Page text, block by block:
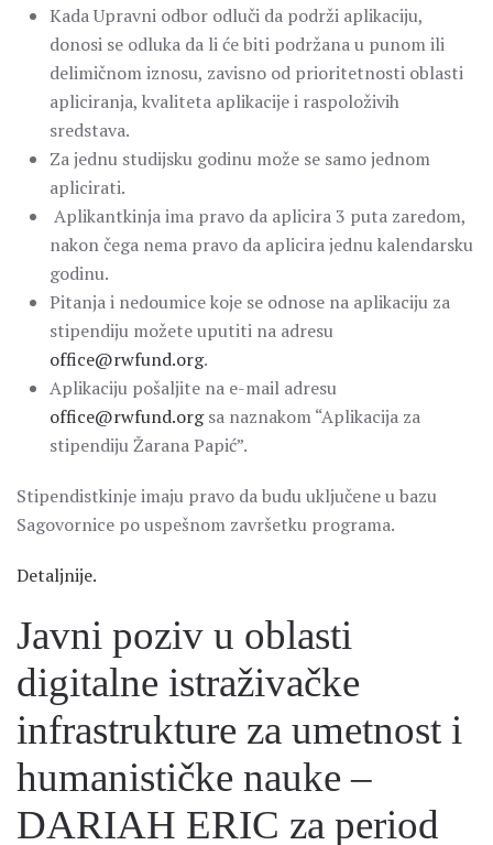
Kada Upravni odbor odluči da podrži aplikaciju,
donosi se odluka da li će biti podržana u punom ili
delimičnom iznosu, zavisno od prioritetnosti oblasti
apliciranja, kvaliteta aplikacije i raspoloživih
sredstava.
Za jednu studijsku godinu može se samo jednom
aplicirati.
Aplikantkinja ima pravo da aplicira 3 puta zaredom,
nakon čega nema pravo da aplicira jednu kalendarsku
godinu.
Pitanja i nedoumice koje se odnose na aplikaciju za
stipendiju možete uputiti na adresu
office@rwfund.org.
Aplikaciju pošaljite na e-mail adresu
office@rwfund.orgsa naznakom “Aplikacija za
stipendiju Žarana Papić”.
Stipendistkinje imaju pravo da budu uključene u bazu
Sagovornice po uspešnom završetku programa.
Detaljnije.
Javni poziv u oblasti
digitalne istraživačke
infrastrukture za umetnost i
humanističke nauke –
DARIAH ERIC za period